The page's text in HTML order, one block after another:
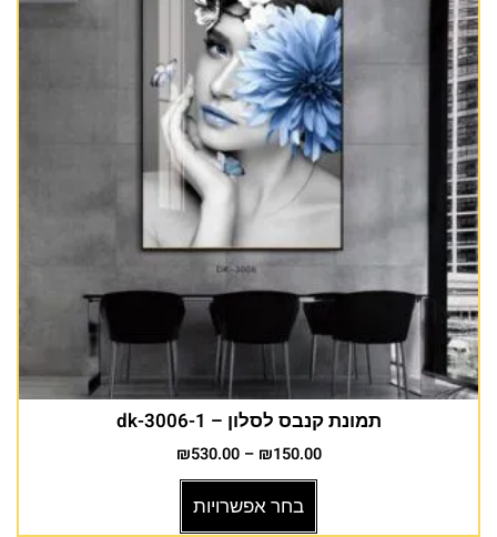
תמונת קנבס לסלון – dk-3006-1
₪150.00
–
₪530.00
בחר אפשרויות